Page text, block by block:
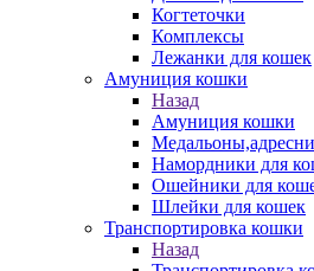
Когтеточки
Комплексы
Лежанки для кошек
Амуниция кошки
Назад
Амуниция кошки
Намордники для
Ошейники для
Шлейки для кошек
Транспортировка кошки
Назад